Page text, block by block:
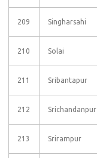
209 Singharsahi
210 Solai
211 Sribantapur
212 Srichandanpur
213 Srirampur